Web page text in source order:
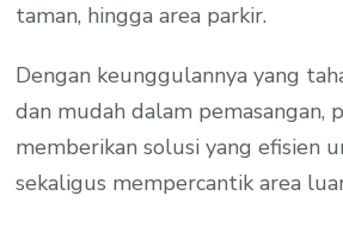
taman, hingga area parkir.
Dengan keunggulannya yang
dan mudah dalam pemasangan,
memberikan solusi yang efisien
sekaligus mempercantik area